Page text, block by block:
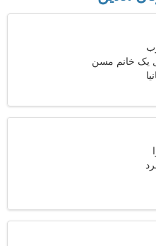
یک خانم مسن